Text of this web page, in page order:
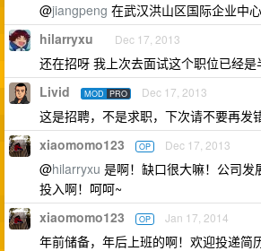
@jiangpeng 在武汉洪山区国际企业中
hilarryxu Dec 17, 2013
还在招呀 我上次去面试这个职位已经是
Livid MOD PRO Dec 17, 2013
这是招聘，不是求职，下次请不要再发
xiaomomo123 OP Dec 17, 2013
@hilarryxu 是啊！缺口很大嘛！公司发
投入啊！呵呵~
xiaomomo123 OP Jan 17, 2014
年前储备，年后上班的啊！欢迎投递简